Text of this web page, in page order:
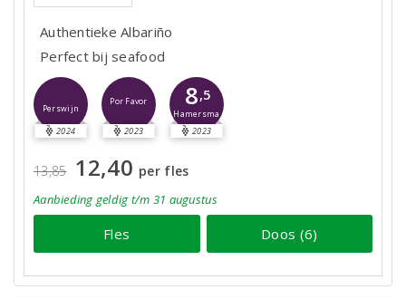
Authentieke Albariño
Perfect bij seafood
Perswijn
2024
Por Favor
2023
8,5
Hamersma
2023
13,85 12,40 per fles
Aanbieding geldig t/m 31 augustus
Fles Doos (6)